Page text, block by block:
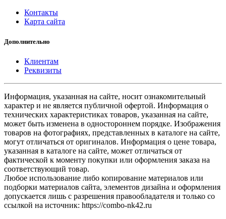
Контакты
Карта сайта
Дополнительно
Клиентам
Реквизиты
Информация, указанная на сайте, носит ознакомительный
характер и не является публичной офертой. Информация о
технических характеристиках товаров, указанная на сайте,
может быть изменена в одностороннем порядке. Изображения
товаров на фотографиях, представленных в каталоге на сайте,
могут отличаться от оригиналов. Информация о цене товара,
указанная в каталоге на сайте, может отличаться от
фактической к моменту покупки или оформления заказа на
соответствующий товар.
Любое использование либо копирование материалов или
подборки материалов сайта, элементов дизайна и оформления
допускается лишь с разрешения правообладателя и только со
ссылкой на источник: https://combo-nk42.ru